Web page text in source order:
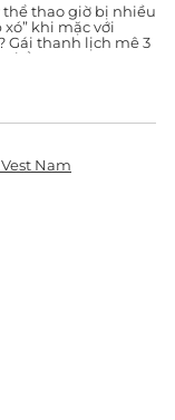
thể thao giờ bị nhiều
xó” khi mặc với
Gái thanh lịch mê 3
hẳn
Nam